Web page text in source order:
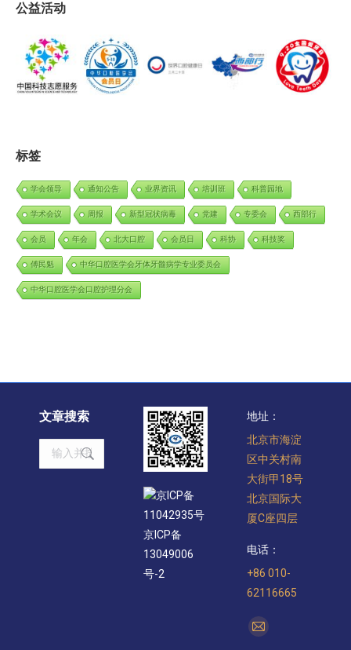
公益活动
标签
学会领导 通知公告 业界资讯 培训班 科普园地
学术会议 周报 新型冠状病毒 党建 专委会 西部行
会员 年会 北大口腔 会员日 科协 科技奖
傅民魁 中华口腔医学会牙体牙髓病学专业委员会
中华口腔医学会口腔护理分会
文章搜索
Search:
京ICP备
11042935号
京ICP备
13049006
号-2
地址：
北京市海淀
区中关村南
大街甲18号
北京国际大
厦C座四层
电话：
+86 010-
62116665
找到我们：
Mail